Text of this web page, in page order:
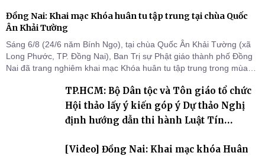
Đồng Nai: Khai mạc Khóa huân tu tập trung tại chùa Quốc
Ân Khải Tường
Sáng 6/8 (24/6 năm Bính Ngọ), tại chùa Quốc Ân Khải Tường (xã
Long Phước, TP. Đồng Nai), Ban Trị sự Phật giáo thành phố Đồng
Nai đã trang nghiêm khai mạc Khóa huân tu tập trung trong mùa
chỗ khu vực VII, VIII và trường hạ chùa Quốc Ân Khải Tường.
TP.HCM: Bộ Dân tộc và Tôn giáo tổ chức
Hội thảo lấy ý kiến góp ý Dự thảo Nghị
định hướng dẫn thi hành Luật Tín
[Video] Đồng Nai: Khai mạc khóa Huân